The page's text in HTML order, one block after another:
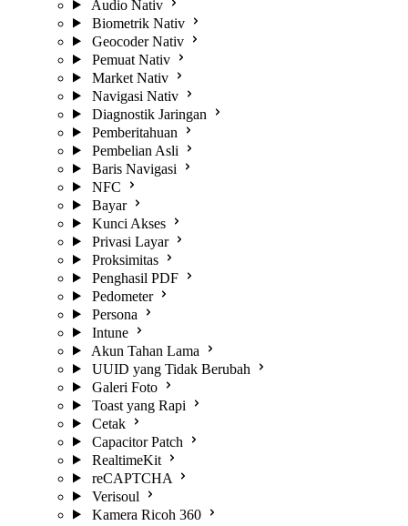
Audio Nativ
Biometrik Nativ
Geocoder Nativ
Pemuat Nativ
Market Nativ
Navigasi Nativ
Diagnostik Jaringan
Pemberitahuan
Pembelian Asli
Baris Navigasi
NFC
Bayar
Kunci Akses
Privasi Layar
Proksimitas
Penghasil PDF
Pedometer
Persona
Intune
Akun Tahan Lama
UUID yang Tidak Berubah
Galeri Foto
Toast yang Rapi
Cetak
Capacitor Patch
RealtimeKit
reCAPTCHA
Verisoul
Kamera Ricoh 360